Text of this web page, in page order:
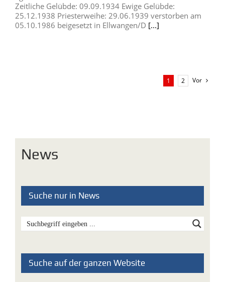
Zeitliche Gelübde: 09.09.1934 Ewige Gelübde:
25.12.1938 Priesterweihe: 29.06.1939 verstorben am
05.10.1986 beigesetzt in Ellwangen/D [...]
1 2 Vor
News
Suche nur in News
Suche auf der ganzen Website